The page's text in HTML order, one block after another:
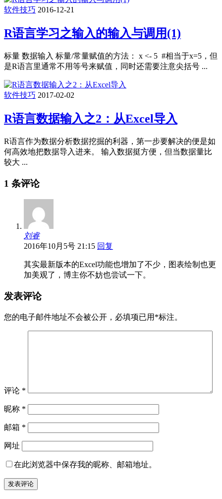
软件技巧 2016-12-21
R语言学习之输入的输入与调用(1)
标量 数据输入 标量/常量赋值的方法： x <- 5 #相当于x=5，但
是R语言里通常不用等号来赋值，同时还需要注意尖括号 ...
软件技巧 2017-02-02
R语言数据输入之2：从Excel导入
R语言作为数据分析数据挖掘的利器，第一步要解决的便是如
何高效地把数据导入进来。 输入数据挺方便，但当数据量比
较大 ...
1 条评论
刘睿
2016年10月5号 21:15 回复
其实最新版本的Excel功能也增加了不少，图表绘制也更
加美观了，博主你不妨也尝试一下。
发表评论
您的电子邮件地址不会被公开， 必填项已用 *标注。
评论 *
昵称 *
邮箱 *
网址
在此浏览器中保存我的昵称、邮箱地址。